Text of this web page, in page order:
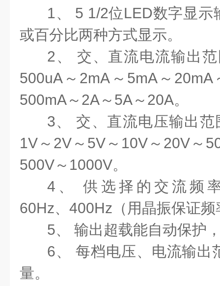
1、 5 1/2位LED数字显示
或百分比两种方式显示。
2、 交、直流电流输出
500uA～2mA～5mA～20mA
500mA～2A～5A～20A。
3、 交、直流电压输出
1V～2V～5V～10V～20V～
500V～1000V。
4、 供选择的交流频
60Hz、400Hz（用晶振保证
5、 输出超载能自动保护
6、 每档电压、电流输出
量。